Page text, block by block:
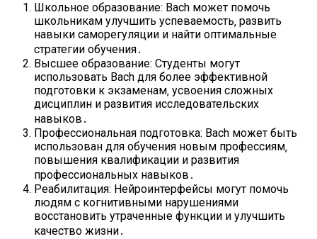
Школьное образование: Bach может помочь
школьникам улучшить успеваемость‚ развить
навыки саморегуляции и найти оптимальные
стратегии обучения․
Высшее образование: Студенты могут
использовать Bach для более эффективной
подготовки к экзаменам‚ усвоения сложных
дисциплин и развития исследовательских
навыков․
Профессиональная подготовка: Bach может быть
использован для обучения новым профессиям‚
повышения квалификации и развития
профессиональных навыков․
Реабилитация: Нейроинтерфейсы могут помочь
людям с когнитивными нарушениями
восстановить утраченные функции и улучшить
качество жизни․